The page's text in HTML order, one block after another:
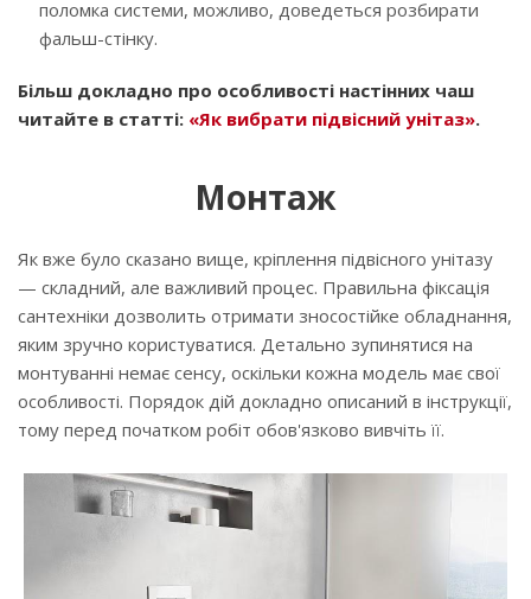
поломка системи, можливо, доведеться розбирати
фальш-стінку.
Більш докладно про особливості настінних чаш
читайте в статті: «Як вибрати підвісний унітаз».
Монтаж
Як вже було сказано вище, кріплення підвісного унітазу
— складний, але важливий процес. Правильна фіксація
сантехніки дозволить отримати зносостійке обладнання,
яким зручно користуватися. Детально зупинятися на
монтуванні немає сенсу, оскільки кожна модель має свої
особливості. Порядок дій докладно описаний в інструкції,
тому перед початком робіт обов'язково вивчіть її.